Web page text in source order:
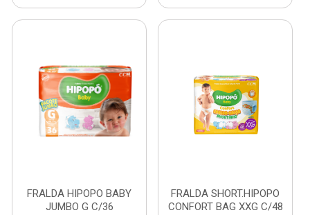
FRALDA HIPOPO BABY
JUMBO G C/36
FRALDA SHORT.HIPOPO
CONFORT BAG XXG C/48